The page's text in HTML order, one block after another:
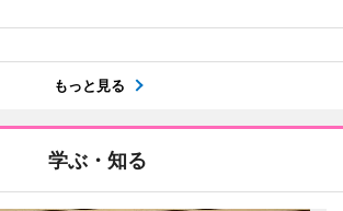
もっと見る
学ぶ・知る